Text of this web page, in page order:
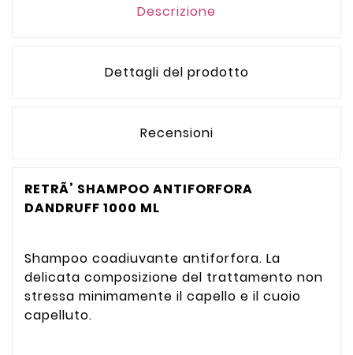
Descrizione
Dettagli del prodotto
Recensioni
RETRÃ’ SHAMPOO ANTIFORFORA
DANDRUFF 1000 ML
Shampoo coadiuvante antiforfora. La
delicata composizione del trattamento non
stressa minimamente il capello e il cuoio
capelluto.